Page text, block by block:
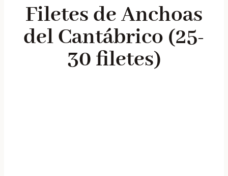
Nosotros
Blog
Contacto
Filetes de Anchoas
del Cantábrico (25-
30 filetes)